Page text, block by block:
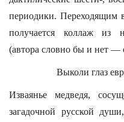
периодики. Переходящим
получается коллаж из
(автора словно бы и нет —
Выколи глаз
Изваянье медведя,
загадочной русской